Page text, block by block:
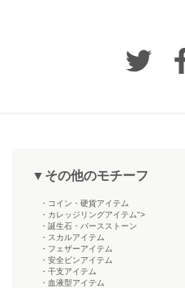
▼その他のモチーフ
・コイン・硬貨アイテム
・カレッジリングアイテム">
・誕生石・バースストーン
・スカルアイテム
・フェザーアイテム
・安全ピンアイテム
・干支アイテム
・血液型アイテム